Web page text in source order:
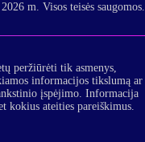
m. Visos teisės saugomos.
peržiūrėti tik asmenys,
informacijos tikslumą ar
įspėjimo. Informacija
kokius ateities pareiškimus.